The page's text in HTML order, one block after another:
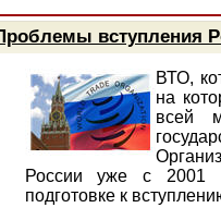
вступления
ВТО,
на
всей
России уже с 2001
подготовке к